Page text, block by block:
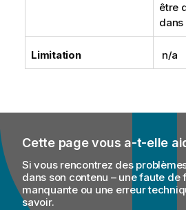
être
dans
Limitation n/a
Cette page vous a-t-elle
Si vous rencontrez des
dans son contenu – une faute de
manquante ou une erreur
savoir.